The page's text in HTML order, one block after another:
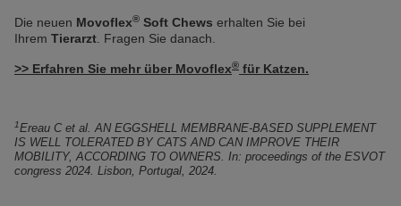
Die neuen Movoflex® Soft Chews erhalten Sie bei
Ihrem Tierarzt . Fragen Sie danach.
>> Erfahren Sie mehr über Movoflex® für Katzen.
1Ereau C et al. AN EGGSHELL MEMBRANE-BASED SUPPLEMENT
IS WELL TOLERATED BY CATS AND CAN IMPROVE THEIR
MOBILITY, ACCORDING TO OWNERS. In: proceedings of the ESVOT
congress 2024. Lisbon, Portugal, 2024.